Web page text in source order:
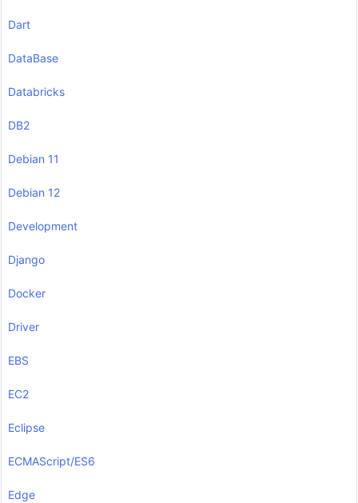
Dart
DataBase
Databricks
DB2
Debian 11
Debian 12
Development
Django
Docker
Driver
EBS
EC2
Eclipse
ECMAScript/ES6
Edge